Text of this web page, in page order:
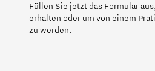
Füllen Sie jetzt das Formular
erhalten oder um von einem
zu werden.